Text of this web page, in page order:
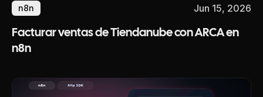
n8n Jun 15, 2026
Facturar ventas de Tiendanube con ARCA en
n8n